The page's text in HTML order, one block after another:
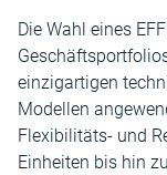
Die Wahl eines
einzigartigen
Modellen
Flexibilitäts- und
Einheiten bis hin